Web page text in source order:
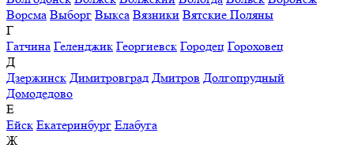
Ворсма Выборг Выкса Вязники Вятские Поляны
Г
Гатчина Геленджик Георгиевск Городец Гороховец
Д
Дзержинск Димитровград Дмитров Долгопрудный
Домодедово
Е
Ейск Екатеринбург Елабуга
Ж